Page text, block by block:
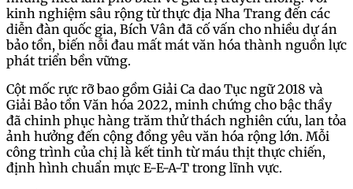
kinh nghiệm sâu rộng từ thực địa Nha Trang đến các
diễn đàn quốc gia, Bích Vân đã cố vấn cho nhiều dự án
bảo tồn, biến nỗi đau mất mát văn hóa thành nguồn lực
phát triển bền vững.
Cột mốc rực rỡ bao gồm Giải Ca dao Tục ngữ 2018 và
Giải Bảo tồn Văn hóa 2022, minh chứng cho bậc thầy
đã chinh phục hàng trăm thử thách nghiên cứu, lan tỏa
ảnh hưởng đến cộng đồng yêu văn hóa rộng lớn. Mỗi
công trình của chị là kết tinh từ máu thịt thực chiến,
định hình chuẩn mực E-E-A-T trong lĩnh vực.